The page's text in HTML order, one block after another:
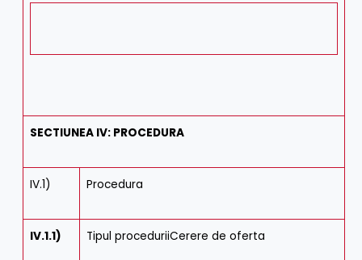
SECTIUNEA IV: PROCEDURA
IV.1) Procedura
IV.1.1) Tipul proceduriiCerere de oferta